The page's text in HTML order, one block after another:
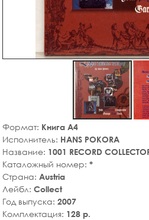
Формат: Книга A4
Исполнитель: HANS POKORA
Название: 1001 RECORD
Каталожный номер: *
Страна: Austria
Лейбл: Collect
Год выпуска: 2007
Комплектация: 128 р.